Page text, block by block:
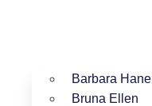
Barbara Hane
Bruna Ellen